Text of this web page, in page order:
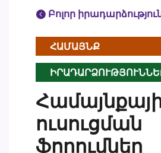
Բոլոր
ՀԱՄԱՅՆՔ
ուսուցման
ֆորումներ